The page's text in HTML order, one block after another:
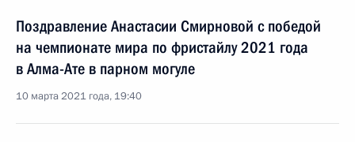
Поздравление Анастасии Смирновой с победой
на чемпионате мира по фристайлу 2021 года
в Алма-Ате в парном могуле
10 марта 2021 года, 19:40